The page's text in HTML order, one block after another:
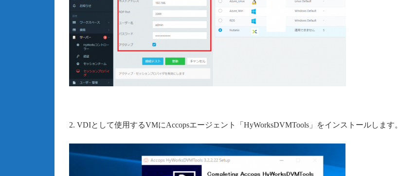
2. VDIとして使用するVMにAccopsエージェント「HyWorksDVMTools」をインストールします。